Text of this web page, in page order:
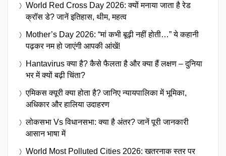
World Red Cross Day 2026: क्यों मनाया जाता है रेड
क्रॉस डे? जानें इतिहास, थीम, महत्व
Mother’s Day 2026: “मां कभी बूढ़ी नहीं होती…” ये कहानी
पढ़कर नम हो जाएंगी आपकी आंखें!
Hantavirus क्या है? कैसे फैलता है और क्या हैं लक्षण – दुनिया
भर में क्यों बढ़ी चिंता?
एमिकस क्यूरी क्या होता है? जानिए न्यायपालिका में भूमिका,
अधिकार और हालिया उदाहरण
लोकसभा Vs विधानसभा: क्या है अंतर? जानें पूरी जानकारी
आसान भाषा में
World Most Polluted Cities 2026: खतरनाक स्तर पर